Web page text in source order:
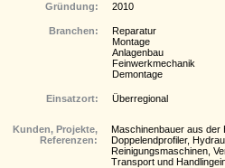
Gründung: 2010
Branchen:
Reparatur
Montage
Anlagenbau
Feinwerkmechanik
Demontage
Einsatzort: Überregional
Kunden, Projekte,
Referenzen:
Maschinenbauer aus der
Doppelendprofiler,
Reinigungsmaschinen,
Transport und